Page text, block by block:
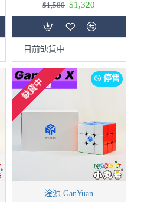
$1,320
$1,580
目前缺貨中
停售
缺貨中
淦源 GanYuan